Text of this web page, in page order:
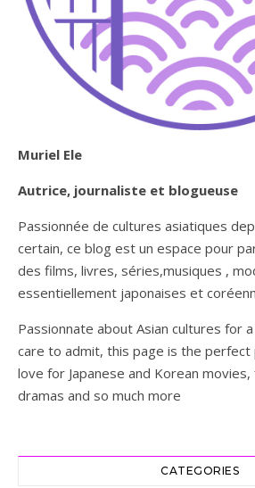
Muriel Ele
Autrice, journaliste et blogueuse
Passionnée de cultures asiatiques
certain, ce blog est un espace pour
des films, livres, séries,musiques ,
essentiellement japonaises et
Passionnate about Asian cultures for
care to admit, this page is the perfect
love for Japanese and Korean
dramas and so much more
CATEGORIES